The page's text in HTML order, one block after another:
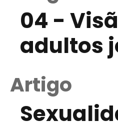
04 -
adultos
Artigo